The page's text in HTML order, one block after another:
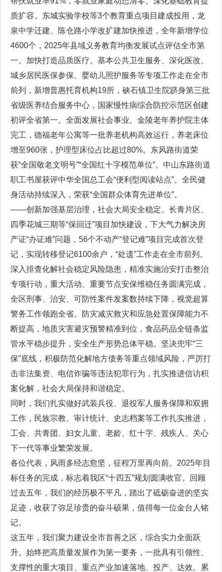
质扩容。东城实验学校等3个教育重点项目建成投用，龙
泉中学迁建、陈仓路小学改扩建加快推进，全年新增学位
4600个，2025年县域义务教育均衡发展试点评估全市第
一。加快打造品质医疗。基本公共卫生服务、深化医改、
城乡居民医保参保、婴幼儿照护服务等专项工作走在全市
前列，新增普惠托育机构19所，硖石镇卫生院跻身第三批
省级医养结合服务中心，国家慢性病综合防控示范区创建
初评全省第一。全面发展社会事业。金陵老年养护院主体
完工，德福老年公寓等一批养老机构高效运行，养老床位
增至960张，护理型床位占比超过80%。东风路街道荣
获“全国敬老文明号”“全国红十字模范单位”。中山东路街道
职工书屋获评中华全国总工会“便利型阅读站点”。全民健
身活动持续深入，荣获“全国群众体育先进单位”。
——创新加强基层治理，社会大局安全稳定。长青片区、
四季花城三期等“保回迁”项目加快建设，下大气力解决房
产证“办证难”问题，56个不动产“登记难”项目完成首次登
记，实现转移登记6100余户，“处遗”工作走在全市前列。
深入排查化解社会稳定风险隐患，精准实施治安打击整治
专项行动，重大活动、重要节点安保维稳任务圆满完成，
全区刑事、治安、可防性案件发案数持续下降，视觉超算
警务工作领跑全省。防灾减灾救灾和应急处置保障能力不
断提高，地质灾害避灾预警精准到位，食品药品全链条监
管水平稳步提升，安全生产形势总体平稳。坚决兜牢“三
保”底线，积极防范化解地方债务等重点领域风险，严厉打
击非法集资、电信诈骗等违法犯罪行为，扎实推进信访积
案化解，社会大局保持和谐稳定。
同时，我们扎实做好武装兵役、退役军人服务保障和双拥
工作，民族宗教、审计统计、史志档案等工作扎实推进，
工会、共青团、妇女儿童、老龄、红十字、残疾人、关心
下一代等事业繁荣发展。
各位代表，风雨多经志愈坚，征程万里再向前。2025年目
标任务的完成，标志着我区“十四五”规划圆满收官。回顾
过去五年，我们的经历极不平凡，踏出了砥砺奋进的坚实
足迹，收获了弥足珍贵的奋斗硕果，值得每一位金台人铭
记。
这五年，我们聚力建设全市首善之区，综合实力全面跃
升。始终把高质量发展作为第一要务，一批具有引领性、
支撑性的重大项目、重点产业加速落地、投产、达效。累